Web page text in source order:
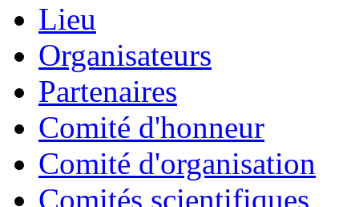
Lieu
Organisateurs
Partenaires
Comité d'honneur
Comité d'organisation
Comités scientifiques